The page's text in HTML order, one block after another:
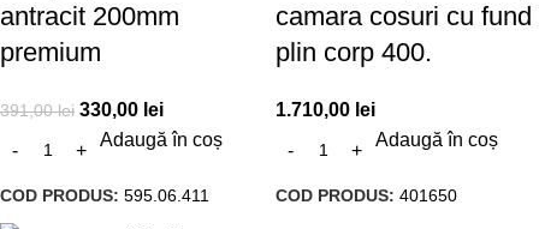
antracit 200mm
premium
391,00lei 330,00 lei
Adaugă în coș
COD PRODUS: 595.06.411
camara cosuri cu fund
plin corp 400.
1.710,00 lei
Adaugă în coș
COD PRODUS: 401650